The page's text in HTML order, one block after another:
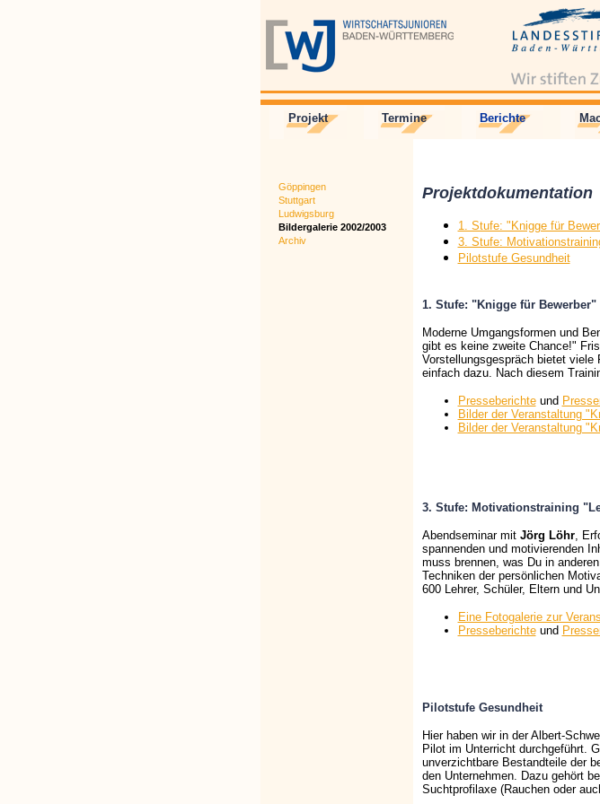
Projekt Termine Berichte
Göppingen
Stuttgart
Ludwigsburg
Bildergalerie 2002/2003
Archiv
Projektdokumentation
1. Stufe: "Knigge für
3. Stufe:
Pilotstufe Gesundheit
1. Stufe: "Knigge für Bewerber"
Moderne Umgangsformen und
gibt es keine zweite Chance!"
Vorstellungsgespräch bietet
einfach dazu. Nach diesem
Presseberichteund
Bilder der Veranstaltung
Bilder der Veranstaltung
3. Stufe: Motivationstraining
Abendseminar mit Jörg Löhr,
spannenden und motivierenden
muss brennen, was Du in
Techniken der persönlichen
600 Lehrer, Schüler, Eltern und
Eine Fotogalerie zur
Presseberichteund
Pilotstufe Gesundheit
Hier haben wir in der Albert-
Pilot im Unterricht durchgeführt.
unverzichtbare Bestandteile der
den Unternehmen. Dazu gehört
Suchtprofilaxe (Rauchen oder